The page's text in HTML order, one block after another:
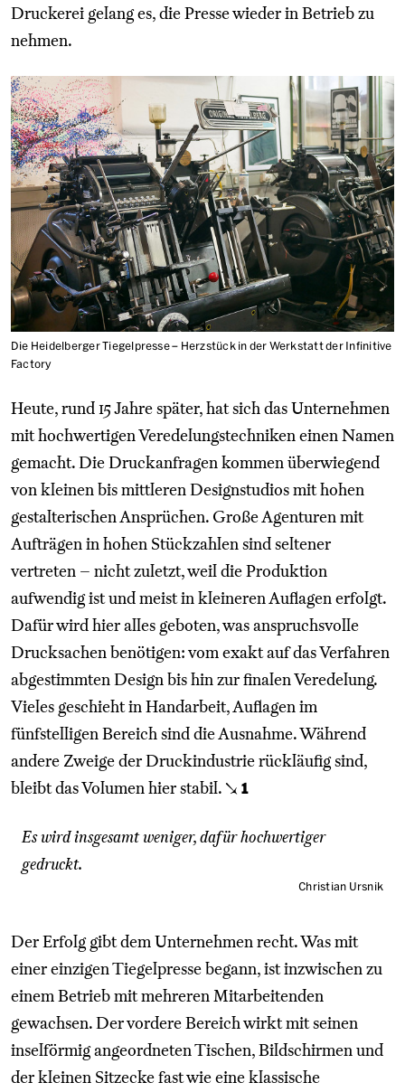
Druckerei gelang es, die Presse wieder in Betrieb zu
nehmen.
Die Heidelberger Tiegelpresse – Herzstück in der Werkstatt der Infinitive
Factory
Heute, rund 15 Jahre später, hat sich das Unternehmen
mit hochwertigen Veredelungstechniken einen Namen
gemacht. Die Druckanfragen kommen überwiegend
von kleinen bis mittleren Designstudios mit hohen
gestalterischen Ansprüchen. Große Agenturen mit
Aufträgen in hohen Stückzahlen sind seltener
vertreten – nicht zuletzt, weil die Produktion
aufwendig ist und meist in kleineren Auflagen erfolgt.
Dafür wird hier alles geboten, was anspruchsvolle
Drucksachen benötigen: vom exakt auf das Verfahren
abgestimmten Design bis hin zur finalen Veredelung.
Vieles geschieht in Handarbeit, Auflagen im
fünfstelligen Bereich sind die Ausnahme. Während
andere Zweige der Druckindustrie rückläufig sind,
bleibt das Volumen hier stabil. ↘ 1
Es wird insgesamt weniger, dafür hochwertiger
gedruckt.
Christian Ursnik
Der Erfolg gibt dem Unternehmen recht. Was mit
einer einzigen Tiegelpresse begann, ist inzwischen zu
einem Betrieb mit mehreren Mitarbeitenden
gewachsen. Der vordere Bereich wirkt mit seinen
inselförmig angeordneten Tischen, Bildschirmen und
der kleinen Sitzecke fast wie eine klassische